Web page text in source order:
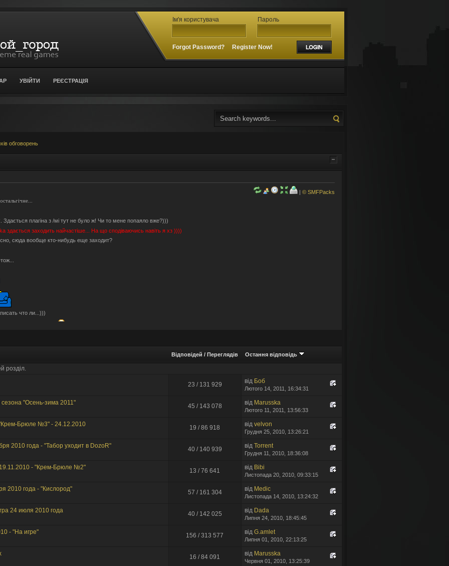
Ім'я користувача Пароль
Forgot Password? Register Now!
УВІЙТИ РЕЄСТРАЦІЯ
обговорень
| © SMFPacks
Здається плагіна з /мі тут не було ж! Чи то мене попаяло вже?)))
здається заходить найчастіше... На що сподіваючись навіть я хз ))))
сюда вообще кто-нибудь еще заходит?
что ли...)))
мы уже.
ностальгическое определенно есть. Было весело.
форум подорожує... а деякі ні бо короновірус )))
форум переехал. В Европу, на этот раз.
А тут оказывается форма логина поломатая была... Починил. Хрень какая-то.
Відповідей / Переглядів Остання відповідь
розділ.
23 / 131 929 від Боб
Лютого 14, 2011, 16:34:31
"Осень-зима 2011"
45 / 143 078 від Marusska
Лютого 11, 2011, 13:56:33
"Крем-Брюле №3" - 24.12.2010
19 / 86 918 від velvon
Грудня 25, 2010, 13:26:21
2010 года - "Табор уходит в DozoR"
40 / 140 939 від Torrent
Грудня 11, 2010, 18:36:08
- "Крем-Брюле №2"
13 / 76 641 від Bibi
Листопада 20, 2010, 09:33:15
2010 года - "Кислород"
57 / 161 304 від Medic
Листопада 14, 2010, 13:24:32
24 июля 2010 года
40 / 142 025 від Dada
Липня 24, 2010, 18:45:45
- "На игре"
156 / 313 577 від G.amlet
Липня 01, 2010, 22:13:25
16 / 84 091 від Marusska
Червня 01, 2010, 13:25:39